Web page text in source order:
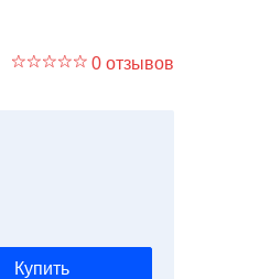
0 отзывов
Купить